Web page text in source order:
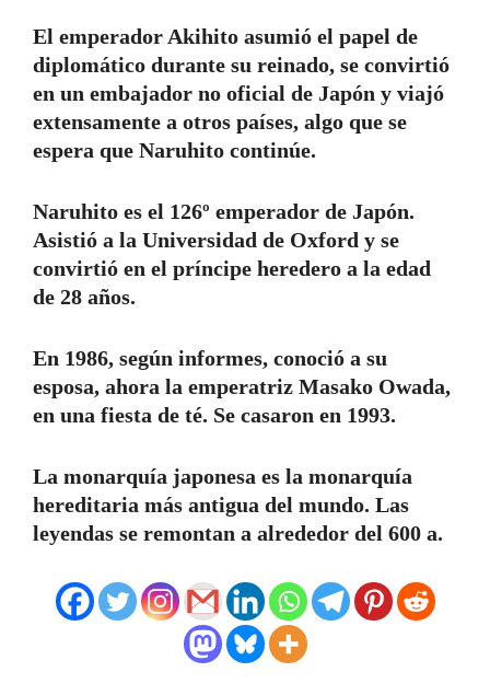
El emperador Akihito asumió el papel de
diplomático durante su reinado, se convirtió
en un embajador no oficial de Japón y viajó
extensamente a otros países, algo que se
espera que Naruhito continúe.
Naruhito es el 126º emperador de Japón.
Asistió a la Universidad de Oxford y se
convirtió en el príncipe heredero a la edad
de 28 años.
En 1986, según informes, conoció a su
esposa, ahora la emperatriz Masako Owada,
en una fiesta de té. Se casaron en 1993.
La monarquía japonesa es la monarquía
hereditaria más antigua del mundo. Las
leyendas se remontan a alrededor del 600 a.